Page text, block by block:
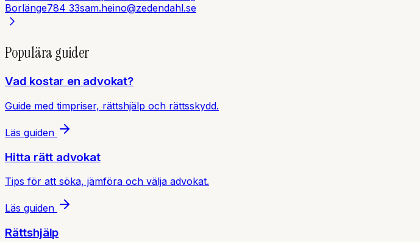
Borlänge784 33sam.heino@zedendahl.se
Populära guider
Vad kostar en advokat?
Guide med timpriser, rättshjälp och rättsskydd.
Läs guiden
Hitta rätt advokat
Tips för att söka, jämföra och välja advokat.
Läs guiden
Rättshjälp